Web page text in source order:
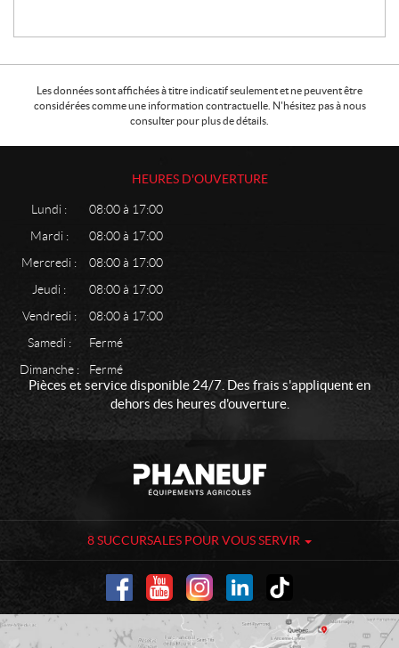
Les données sont affichées à titre indicatif seulement et ne peuvent être
considérées comme une information contractuelle. N'hésitez pas à nous
consulter pour plus de détails.
HEURES D'OUVERTURE
Lundi :
08:00 à 17:00
Mardi :
08:00 à 17:00
Mercredi :
08:00 à 17:00
Jeudi :
08:00 à 17:00
Vendredi :
08:00 à 17:00
Samedi :
Fermé
Dimanche :
Fermé
Pièces et service disponible 24/7. Des frais s'appliquent en
dehors des heures d'ouverture.
t
c
n
u
É
q
8 SUCCURSALES POUR VOUS SERVIR